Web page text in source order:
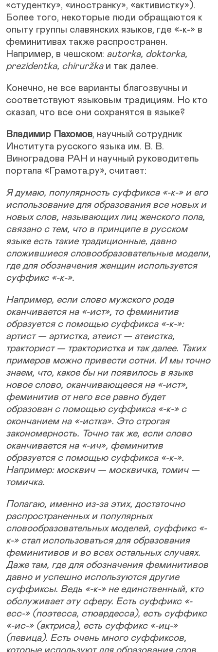
«студентку», «иностранку», «активистку»).
Более того, некоторые люди обращаются к
опыту группы славянских языков, где «-к-» в
феминитивах также распространен.
Например, в чешском: autorka, doktorka,
prezidentka, chiruržkaи так далее.
Конечно, не все варианты благозвучны и
соответствуют языковым традициям. Но кто
сказал, что все они сохранятся в языке?
Владимир Пахомов, научный сотрудник
Института русского языка им. В. В.
Виноградова РАН и научный руководитель
портала «Грамота.ру», считает:
Я думаю, популярность суффикса «-к-» и его
использование для образования все новых и
новых слов, называющих лиц женского пола,
связано с тем, что в принципе в русском
языке есть такие традиционные, давно
сложившиеся словообразовательные модели,
где для обозначения женщин используется
суффикс «-к-».
Например, если слово мужского рода
оканчивается на «-ист», то феминитив
образуется с помощью суффикса «-к-»:
артист — артистка, атеист — атеистка,
тракторист — трактористка и так далее. Таких
примеров можно привести сотни. И мы точно
знаем, что, какое бы ни появилось в языке
новое слово, оканчивающееся на «-ист»,
феминитив от него все равно будет
образован с помощью суффикса «-к-» с
окончанием на «-истка». Это строгая
закономерность. Точно так же, если слово
оканчивается на «-ич», феминитив
образуется с помощью суффикса «-к-».
Например: москвич — москвичка, томич —
томичка.
Полагаю, именно из-за этих, достаточно
распространенных и популярных
словообразовательных моделей, суффикс «-
к-» стал использоваться для образования
феминитивов и во всех остальных случаях.
Даже там, где для обозначения феминитивов
давно и успешно используются другие
суффиксы. Ведь «-к-» не единственный, кто
обслуживает эту сферу. Есть суффикс «-
есс-» (поэтесса, стюардесса), есть суффикс
«-ис-» (актриса), есть суффикс «-иц-»
(певица). Есть очень много суффиксов,
которые используют для образования слов,